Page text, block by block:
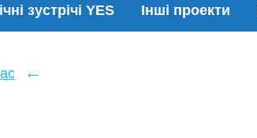
зустрічі YES Інші проекти
←